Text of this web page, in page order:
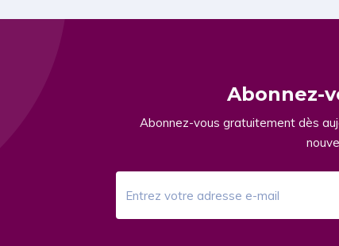
Abonnez-
Abonnez-vous gratuitement dès